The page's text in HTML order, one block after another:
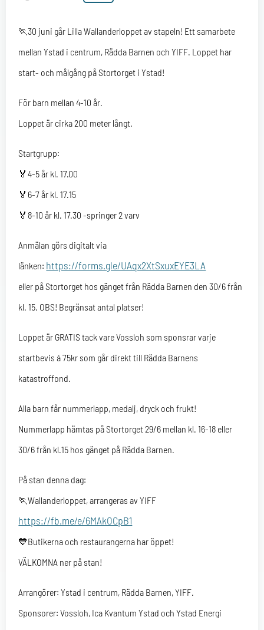
🏃30 juni går Lilla Wallanderloppet av stapeln! Ett samarbete
mellan Ystad i centrum, Rädda Barnen och YIFF. Loppet har
start- och målgång på Stortorget i Ystad!
För barn mellan 4-10 år.
Loppet är cirka 200 meter långt.
Startgrupp:
🏅4-5 år kl. 17.00
🏅6-7 år kl. 17.15
🏅8-10 år kl. 17.30 -springer 2 varv
Anmälan görs digitalt via
länken: https://forms.gle/UAqx2XtSxuxEYE3LA
eller på Stortorget hos gänget från Rädda Barnen den 30/6 från
kl. 15. OBS! Begränsat antal platser!
Loppet är GRATIS tack vare Vossloh som sponsrar varje
startbevis á 75kr som går direkt till Rädda Barnens
katastroffond.
Alla barn får nummerlapp, medalj, dryck och frukt!
Nummerlapp hämtas på Stortorget 29/6 mellan kl. 16-18 eller
30/6 från kl.15 hos gänget på Rädda Barnen.
På stan denna dag:
🏃Wallanderloppet, arrangeras av YIFF
https://fb.me/e/6MAkOCpB1
💙Butikerna och restaurangerna har öppet!
VÄLKOMNA ner på stan!
Arrangörer: Ystad i centrum, Rädda Barnen, YIFF.
Sponsorer: Vossloh, Ica Kvantum Ystad och Ystad Energi